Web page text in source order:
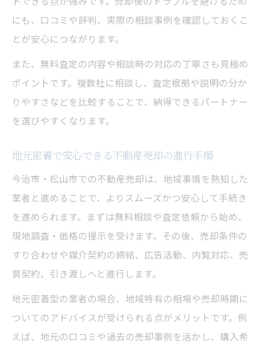
にも、口コミや評判、実際の相談事例を確認しておくこ
とが安心につながります。
また、無料査定の内容や相談時の対応の丁寧さも見極め
ポイントです。複数社に相談し、査定根拠や説明の分か
りやすさなどを比較することで、納得できるパートナー
を選びやすくなります。
地元密着で安心できる不動産売却の進行手順
今治市・松山市での不動産売却は、地域事情を熟知した
業者と進めることで、よりスムーズかつ安心して手続き
を進められます。まずは無料相談や査定依頼から始め、
現地調査・価格の提示を受けます。その後、売却条件の
すり合わせや媒介契約の締結、広告活動、内覧対応、売
買契約、引き渡しへと進行します。
地元密着型の業者の場合、地域特有の相場や売却時期に
ついてのアドバイスが受けられる点がメリットです。例
えば、地元の口コミや過去の売却事例を活かし、購入希